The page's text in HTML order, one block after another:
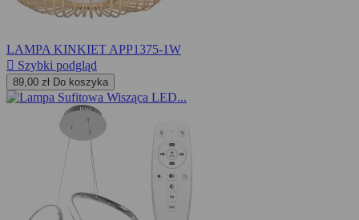
LAMPA KINKIET APP1375-1W
 Szybki podgląd
89,00 zł Do koszyka